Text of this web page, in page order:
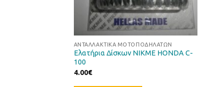
ΑΝΤΑΛΛΑΚΤΙΚΆ ΜΟΤΟΠΟΔΗΛΆΤΩΝ
Ελατήρια Δίσκων NIKME HONDA C-
100
4.00€